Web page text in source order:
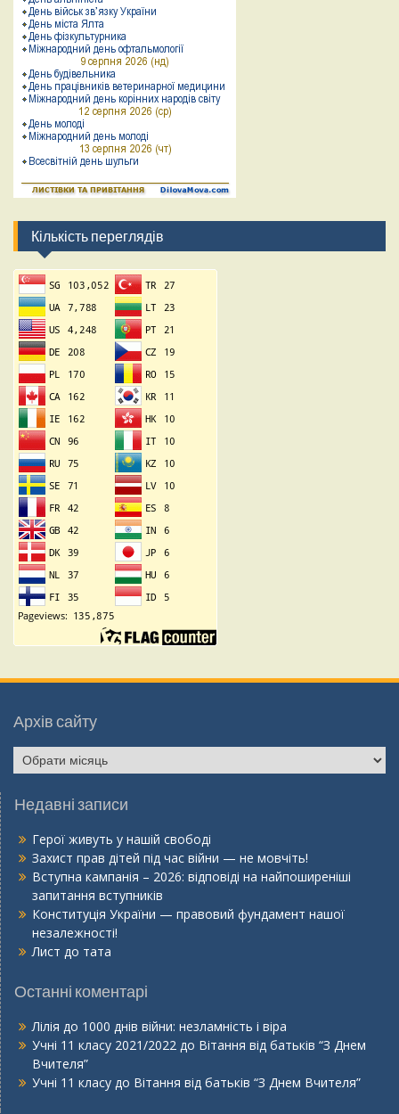
Кількість переглядів
Архів сайту
Недавні записи
Герої живуть у нашій свободі
Захист прав дітей під час війни — не мовчіть!
Вступна кампанія – 2026: відповіді на найпоширеніші
запитання вступників
Конституція України — правовий фундамент нашої
незалежності!
Лист до тата
Останні коментарі
Лілія до 1000 днів війни: незламність і віра
Учні 11 класу 2021/2022 до Вітання від батьків “З Днем
Вчителя”
Учні 11 класу до Вітання від батьків “З Днем Вчителя”